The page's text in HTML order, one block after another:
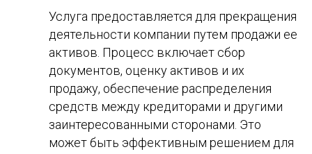
Услуга предоставляется для прекращения
деятельности компании путем продажи ее
активов. Процесс включает сбор
документов, оценку активов и их
продажу, обеспечение распределения
средств между кредиторами и другими
заинтересованными сторонами. Это
может быть эффективным решением для